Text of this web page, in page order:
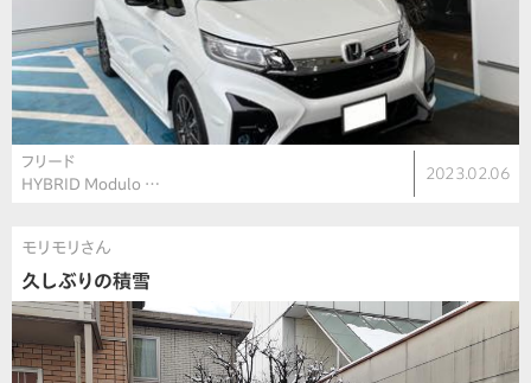
フリード
HYBRID Modulo …
2023.02.06
モリモリさん
久しぶりの積雪